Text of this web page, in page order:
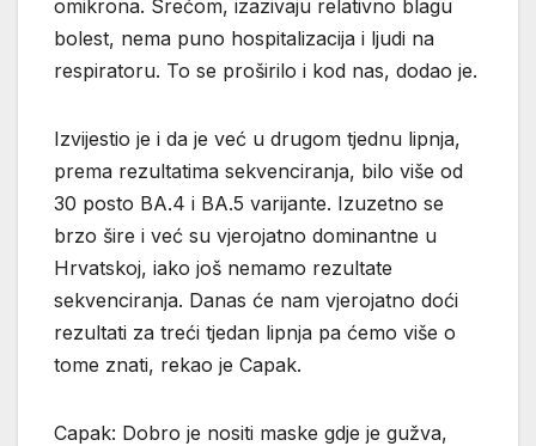
omikrona. Srećom, izazivaju relativno blagu
bolest, nema puno hospitalizacija i ljudi na
respiratoru. To se proširilo i kod nas, dodao je.
Izvijestio je i da je već u drugom tjednu lipnja,
prema rezultatima sekvenciranja, bilo više od
30 posto BA.4 i BA.5 varijante. Izuzetno se
brzo šire i već su vjerojatno dominantne u
Hrvatskoj, iako još nemamo rezultate
sekvenciranja. Danas će nam vjerojatno doći
rezultati za treći tjedan lipnja pa ćemo više o
tome znati, rekao je Capak.
Capak: Dobro je nositi maske gdje je gužva,